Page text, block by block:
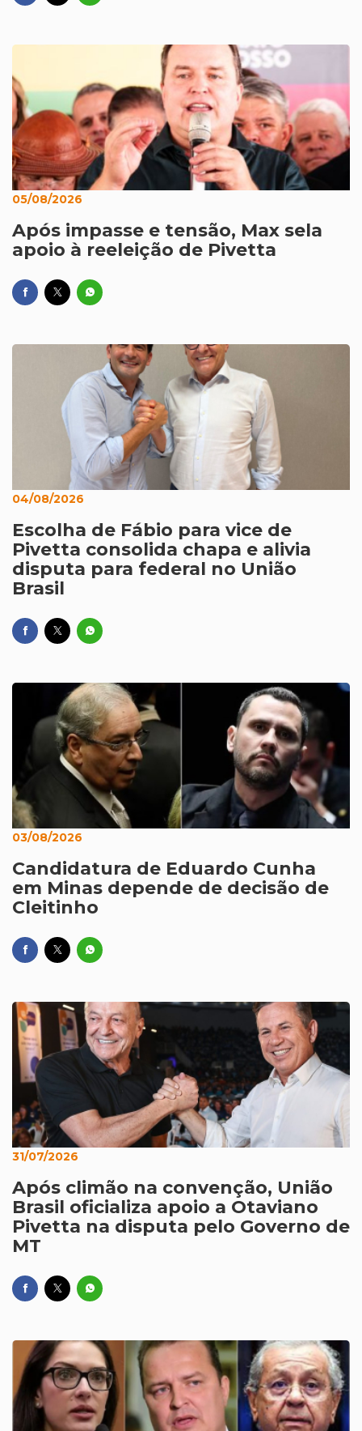
05/08/2026
Após impasse e tensão, Max sela
apoio à reeleição de Pivetta
04/08/2026
Escolha de Fábio para vice de
Pivetta consolida chapa e alivia
disputa para federal no União
Brasil
03/08/2026
Candidatura de Eduardo Cunha
em Minas depende de decisão de
Cleitinho
31/07/2026
Após climão na convenção, União
Brasil oficializa apoio a Otaviano
Pivetta na disputa pelo Governo de
MT